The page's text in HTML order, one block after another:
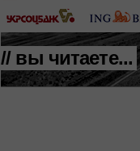
// вы читаете...